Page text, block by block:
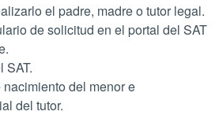
el padre, madre o tutor legal.
de solicitud en el portal del SAT
SAT.
del menor e
del tutor.